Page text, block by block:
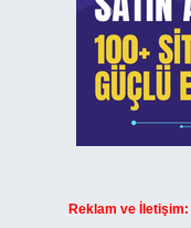
Reklam ve İletişim: